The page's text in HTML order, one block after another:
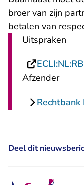
broer van zijn
betalen van
Uitspraken
Afzender
Rechtbank
Deel dit